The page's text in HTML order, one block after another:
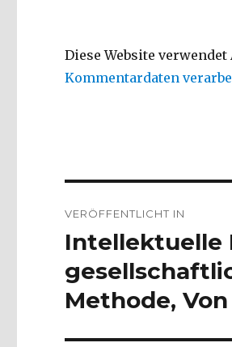
Diese Website
Kommentardaten
VERÖFFENTLICHT IN
Intellektuelle
Methode,